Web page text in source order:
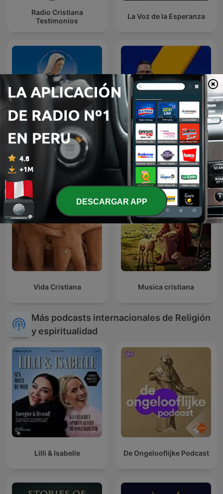
Radio Cristiana
Testimonios
La Voz de la Esperanza
Radio Maria Perú LA DOSIS DIARIA ROKA
Vida Cristiana Musica cristiana
Más podcasts internacionales de Religión
y espiritualidad
Lilli & Isabelle De Ongelooflijke Podcast
DESCARGAR APP